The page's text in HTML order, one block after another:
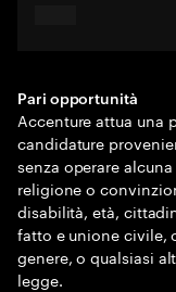
Pari opportunità
Accenture attua una
candidature
senza operare
religione o
disabilità, età,
fatto e unione civile,
genere, o qualsiasi
legge.